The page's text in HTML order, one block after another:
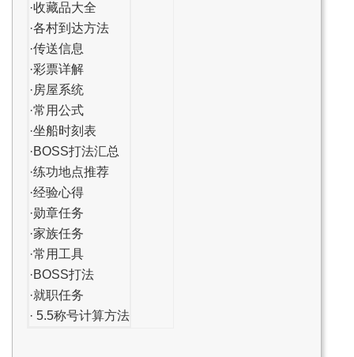
·收藏品大全
·各村到达方法
·传送信息
·彩票详解
·房屋系统
·常用公式
·坐船时刻表
·BOSS打法汇总
·练功地点推荐
·经验心得
·勋章任务
·家族任务
·常用工具
·BOSS打法
·就职任务
· 5.5称号计算方法